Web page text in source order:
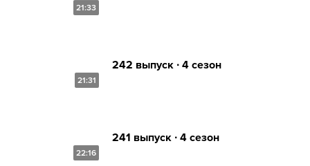
21:33
21:31
242 выпуск ∙ 4 сезон
22:16
241 выпуск ∙ 4 сезон